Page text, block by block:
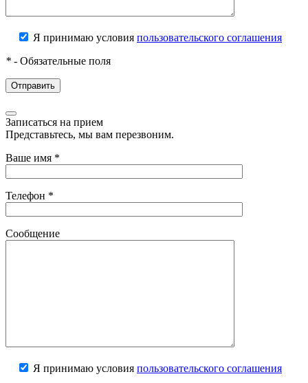
Я принимаю условия пользовательского соглашения
* - Обязательные поля
Записаться на прием
Представьтесь, мы вам перезвоним.
Ваше имя *
Телефон *
Сообщение
Я принимаю условия пользовательского соглашения